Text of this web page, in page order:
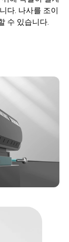
다. 나사를 조이